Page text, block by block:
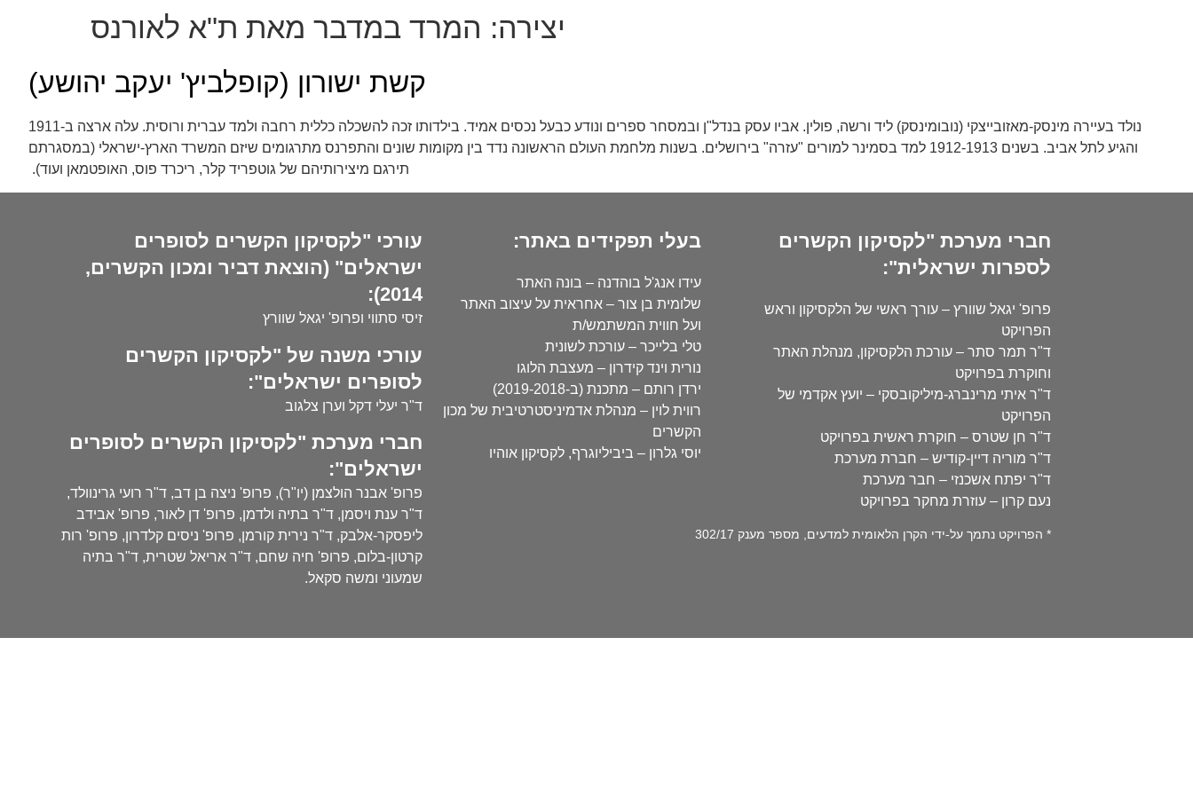
יצירה: המרד במדבר מאת ת"א לאורנס
קשת ישורון (קופלביץ' יעקב יהושע)
נולד בעיירה מינסק-מאזובייצקי (נובומינסק) ליד ורשה, פולין. אביו עסק בנדל"ן ובמסחר ספרים ונודע כבעל נכסים אמיד. בילדותו זכה להשכלה כללית רחבה ולמד עברית ורוסית. עלה ארצה ב-1911
והגיע לתל אביב. בשנים 1912-1913 למד בסמינר למורים "עזרה" בירושלים. בשנות מלחמת העולם הראשונה נדד בין מקומות שונים והתפרנס מתרגומים שיזם המשרד הארץ-ישראלי (במסגרתם
תירגם מיצירותיהם של גוטפריד קלר, ריכרד פוס, האופטמאן ועוד).
חברי מערכת "לקסיקון הקשרים
לספרות ישראלית":
פרופ' יגאל שוורץ – עורך ראשי של הלקסיקון וראש
הפרויקט
ד"ר תמר סתר – עורכת הלקסיקון, מנהלת האתר
וחוקרת בפרויקט
ד"ר איתי מרינברג-מיליקובסקי – יועץ אקדמי של
הפרויקט
ד"ר חן שטרס – חוקרת ראשית בפרויקט
ד"ר מוריה דיין-קודיש – חברת מערכת
ד"ר יפתח אשכנזי – חבר מערכת
נעם קרון – עוזרת מחקר בפרויקט
בעלי תפקידים באתר:
עידו אנג'ל בוהדנה – בונה האתר
שלומית בן צור – אחראית על עיצוב האתר
ועל חווית המשתמש/ת
טלי בלייכר – עורכת לשונית
נורית וינד קידרון – מעצבת הלוגו
ירדן רותם – מתכנת (ב-2019-2018)
רווית לוין – מנהלת אדמיניסטרטיבית של מכון
הקשרים
יוסי גלרון – ביביליוגרף, לקסיקון אוהיו
* הפרויקט נתמך על-ידי הקרן הלאומית למדעים, מספר מענק 302/17
עורכי "לקסיקון הקשרים לסופרים
ישראלים" (הוצאת דביר ומכון הקשרים,
2014):
זיסי סתווי ופרופ' יגאל שוורץ
עורכי משנה של "לקסיקון הקשרים
לסופרים ישראלים":
ד"ר יעלי דקל וערן צלגוב
חברי מערכת "לקסיקון הקשרים לסופרים
ישראלים":
פרופ' אבנר הולצמן (יו"ר), פרופ' ניצה בן דב, ד"ר רועי גרינוולד,
ד"ר ענת ויסמן, ד"ר בתיה ולדמן, פרופ' דן לאור, פרופ' אבידב
ליפסקר-אלבק, ד"ר נירית קורמן, פרופ' ניסים קלדרון, פרופ' רות
קרטון-בלום, פרופ' חיה שחם, ד"ר אריאל שטרית, ד"ר בתיה
שמעוני ומשה סקאל.